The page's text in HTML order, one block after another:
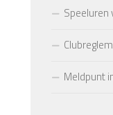
Meldpunt